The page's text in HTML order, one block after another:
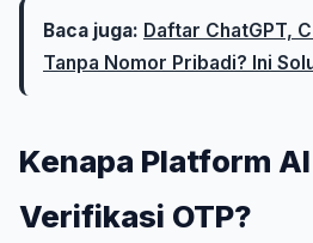
Baca juga: Daftar ChatGPT,
Tanpa Nomor Pribadi? Ini
Kenapa Platform
Verifikasi OTP?